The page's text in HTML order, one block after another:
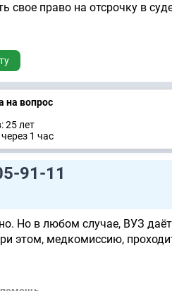
свое право на отсрочку в
на вопрос
25 лет
1 час
91-11
Но в любом случае, ВУЗ
этом, медкомиссию,